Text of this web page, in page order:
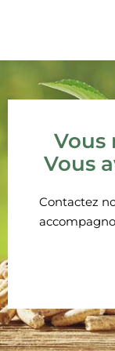
Vous
Vous
Contactez